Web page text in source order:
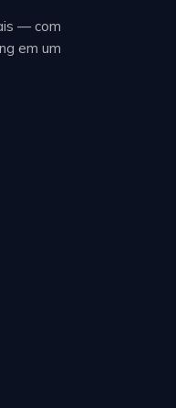
— com
em um